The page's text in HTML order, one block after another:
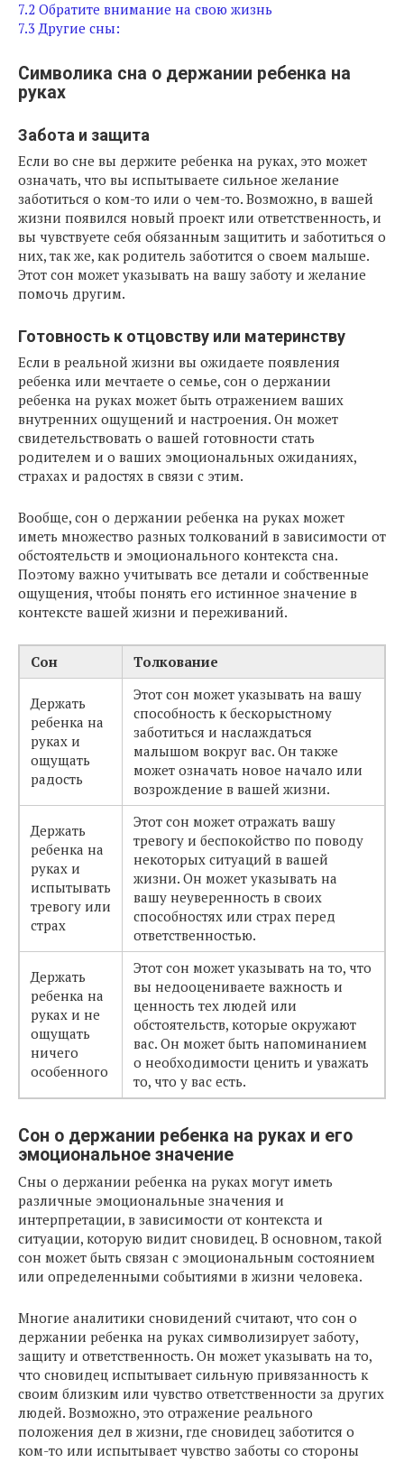
7.2 Обратите внимание на свою жизнь
7.3 Другие сны:
Символика сна о держании ребенка на
руках
Забота и защита
Если во сне вы держите ребенка на руках, это может
означать, что вы испытываете сильное желание
заботиться о ком-то или о чем-то. Возможно, в вашей
жизни появился новый проект или ответственность, и
вы чувствуете себя обязанным защитить и заботиться о
них, так же, как родитель заботится о своем малыше.
Этот сон может указывать на вашу заботу и желание
помочь другим.
Готовность к отцовству или материнству
Если в реальной жизни вы ожидаете появления
ребенка или мечтаете о семье, сон о держании
ребенка на руках может быть отражением ваших
внутренних ощущений и настроения. Он может
свидетельствовать о вашей готовности стать
родителем и о ваших эмоциональных ожиданиях,
страхах и радостях в связи с этим.
Вообще, сон о держании ребенка на руках может
иметь множество разных толкований в зависимости от
обстоятельств и эмоционального контекста сна.
Поэтому важно учитывать все детали и собственные
ощущения, чтобы понять его истинное значение в
контексте вашей жизни и переживаний.
Сон Толкование
Держать
ребенка на
руках и
ощущать
радость
Этот сон может указывать на вашу
способность к бескорыстному
заботиться и наслаждаться
малышом вокруг вас. Он также
может означать новое начало или
возрождение в вашей жизни.
Держать
ребенка на
руках и
испытывать
тревогу или
страх
Этот сон может отражать вашу
тревогу и беспокойство по поводу
некоторых ситуаций в вашей
жизни. Он может указывать на
вашу неуверенность в своих
способностях или страх перед
ответственностью.
Держать
ребенка на
руках и не
ощущать
ничего
особенного
Этот сон может указывать на то, что
вы недооцениваете важность и
ценность тех людей или
обстоятельств, которые окружают
вас. Он может быть напоминанием
о необходимости ценить и уважать
то, что у вас есть.
Сон о держании ребенка на руках и его
эмоциональное значение
Сны о держании ребенка на руках могут иметь
различные эмоциональные значения и
интерпретации, в зависимости от контекста и
ситуации, которую видит сновидец. В основном, такой
сон может быть связан с эмоциональным состоянием
или определенными событиями в жизни человека.
Многие аналитики сновидений считают, что сон о
держании ребенка на руках символизирует заботу,
защиту и ответственность. Он может указывать на то,
что сновидец испытывает сильную привязанность к
своим близким или чувство ответственности за других
людей. Возможно, это отражение реального
положения дел в жизни, где сновидец заботится о
ком-то или испытывает чувство заботы со стороны